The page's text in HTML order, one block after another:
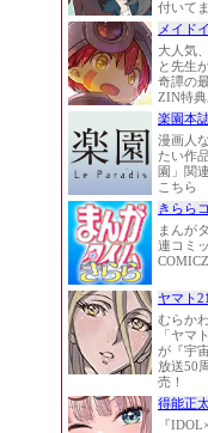
付いて
メイド
大人気
と先生
奇譚の
ZIN特
楽園本
漫画人
たい作
園」関
こちら
きらら
まんが
連コミ
ヤマト
むらか
「ヤマ
が『宇
放送50
売！
得能正
『